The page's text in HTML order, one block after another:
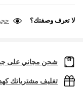
لا تعرف وصفتك؟
شحن مجاني على
تغليف مشترياتك